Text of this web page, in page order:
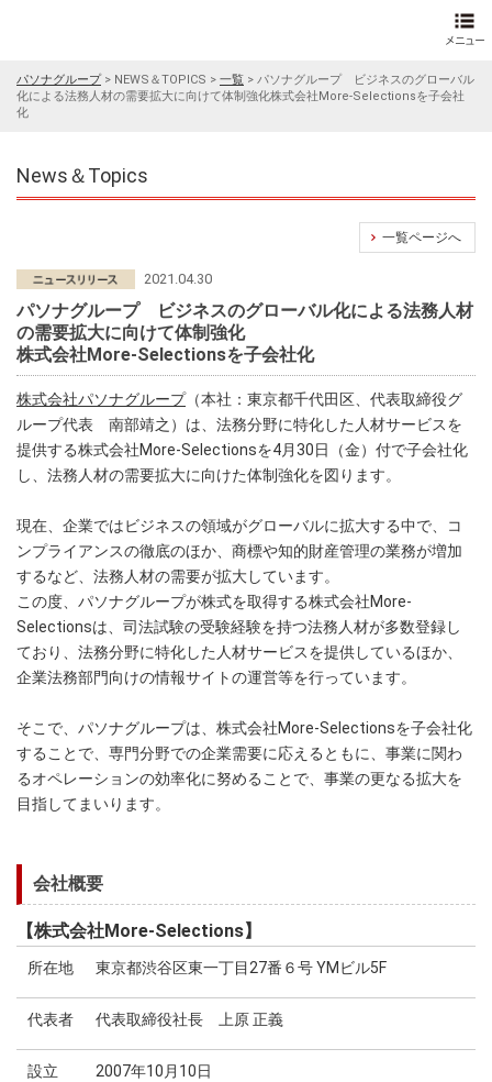
パソナグループ> NEWS＆TOPICS > 一覧 > パソナグループ ビジネスのグローバル
化による法務人材の需要拡大に向けて体制強化株式会社More-Selectionsを子会社
化
News＆Topics
一覧ページへ
2021.04.30
パソナグループ ビジネスのグローバル化による法務人材
の需要拡大に向けて体制強化
株式会社More-Selectionsを子会社化
株式会社パソナグループ（本社：東京都千代田区、代表取締役グ
ループ代表 南部靖之）は、法務分野に特化した人材サービスを
提供する株式会社More-Selectionsを4月30日（金）付で子会社化
し、法務人材の需要拡大に向けた体制強化を図ります。
現在、企業ではビジネスの領域がグローバルに拡大する中で、コ
ンプライアンスの徹底のほか、商標や知的財産管理の業務が増加
するなど、法務人材の需要が拡大しています。
この度、パソナグループが株式を取得する株式会社More-
Selectionsは、司法試験の受験経験を持つ法務人材が多数登録し
ており、法務分野に特化した人材サービスを提供しているほか、
企業法務部門向けの情報サイトの運営等を行っています。
そこで、パソナグループは、株式会社More-Selectionsを子会社化
することで、専門分野での企業需要に応えるともに、事業に関わ
るオペレーションの効率化に努めることで、事業の更なる拡大を
目指してまいります。
会社概要
【株式会社More-Selections】
所在地 東京都渋谷区東一丁目27番６号 YMビル5F
代表者 代表取締役社長 上原 正義
設立 2007年10月10日